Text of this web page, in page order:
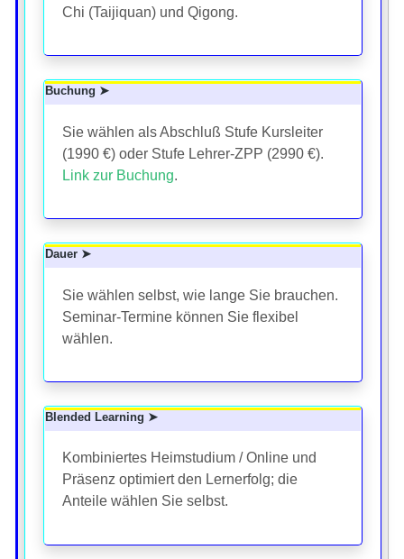
Chi (Taijiquan) und Qigong.
Buchung ➤
Sie wählen als Abschluß Stufe Kursleiter
(1990 €) oder Stufe Lehrer-ZPP (2990 €).
Link zur Buchung.
Dauer ➤
Sie wählen selbst, wie lange Sie brauchen.
Seminar-Termine können Sie flexibel
wählen.
Blended Learning ➤
Kombiniertes Heimstudium / Online und
Präsenz optimiert den Lernerfolg; die
Anteile wählen Sie selbst.